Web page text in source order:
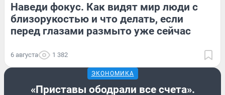
Наведи фокус. Как видят мир люди с
близорукостью и что делать, если
перед глазами размыто уже сейчас
6 августа 1 382
ЭКОНОМИКА
«Приставы ободрали все счета».